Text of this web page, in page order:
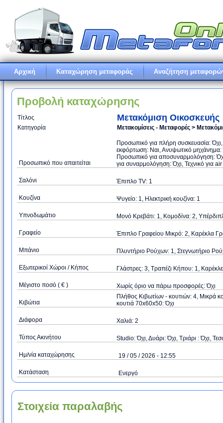
Αρχική Καταχώρηση μεταφοράς Αναζήτηση
Προβολή καταχώρησης
Τίτλος Μετακόμιση Οικοσκευής
Κατηγορία Μετακομίσεις - Μεταφορές >
Προσωπικό που απαιτείται
Προσωπικό για πλήρη συσκευασία:
εκφόρτωση: Ναι, Ανυψωτικό μηχάνημα:
Προσωπικό για αποσυναρμολόγηση:
για συναρμολόγηση: Όχι, Τεχνικό για
Σαλόνι Έπιπλο TV: 1
Κουζίνα Ψυγείο: 1, Ηλεκτρική κουζίνα: 1
Υπνοδωμάτιο Μονό Κρεβάτι: 1, Κομοδίνα: 2,
Γραφείο Έπιπλο Γραφείου Μικρό: 2, Καρέκλα
Μπάνιο Πλυντήριο Ρούχων: 1, Στεγνωτήριο
Εξωτερικοί Χώροι / Κήπος Γλάστρες: 3, Τραπέζι Κήπου: 1,
Μέγιστο ποσό ( € ) Xωρίς όριο να πάρω προσφορές: Όχι
Κιβώτια
Πλήθος Κιβωτίων - κουτιών: 4, Μικρά
κουτιά 70x60x50: Όχι
Διάφορα Χαλιά: 2
Τύπος Ακινήτου Studio: Όχι, Δυάρι: Όχι, Τριάρι : Όχι,
Ημ/νία καταχώρησης 19 / 05 / 2026 - 12:55
Κατάσταση Ενεργό
Στοιχεία παραλαβής